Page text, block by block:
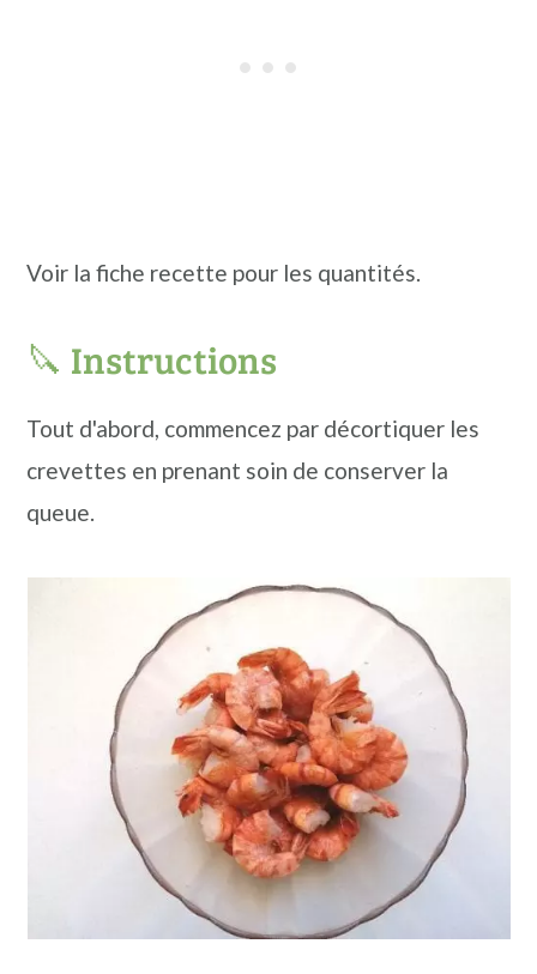
Voir la fiche recette pour les quantités.
🔪 Instructions
Tout d'abord, commencez par décortiquer les
crevettes en prenant soin de conserver la
queue.